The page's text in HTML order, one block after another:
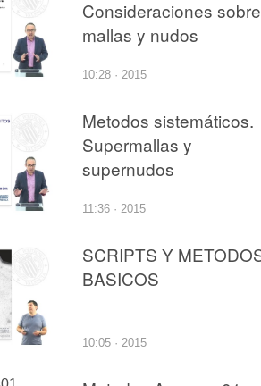
Consideraciones sobre
mallas y nudos
10:28 · 2015
Metodos sistemáticos.
Supermallas y
supernudos
11:36 · 2015
SCRIPTS Y
BASICOS
10:05 · 2015